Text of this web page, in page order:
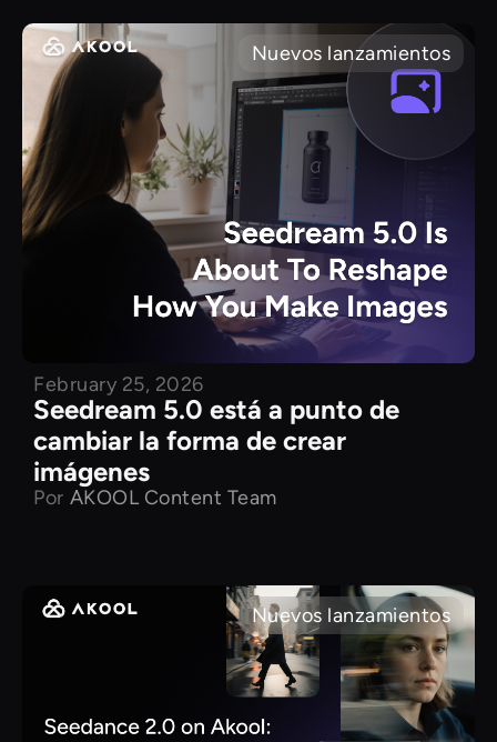
Nuevos lanzamientos
February 25, 2026
Seedream 5.0 está a punto de
cambiar la forma de crear
imágenes
Por AKOOL Content Team
Nuevos lanzamientos